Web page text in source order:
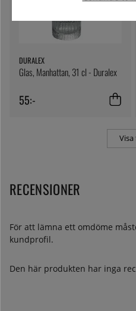
DURALEX
Glas, Manhattan, 31 cl - Duralex
55:-
Visa
RECENSIONER
För att lämna ett omdöme
kundprofil.
Den här produkten har inga